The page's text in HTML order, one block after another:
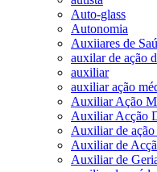
Auto-glass
Autonomia
Auxiiares de
auxilar de ação
auxiliar
auxiliar ação
Auxiliar Ação
Auxiliar Acção
Auxiliar de ação
Auxiliar de
Auxiliar de